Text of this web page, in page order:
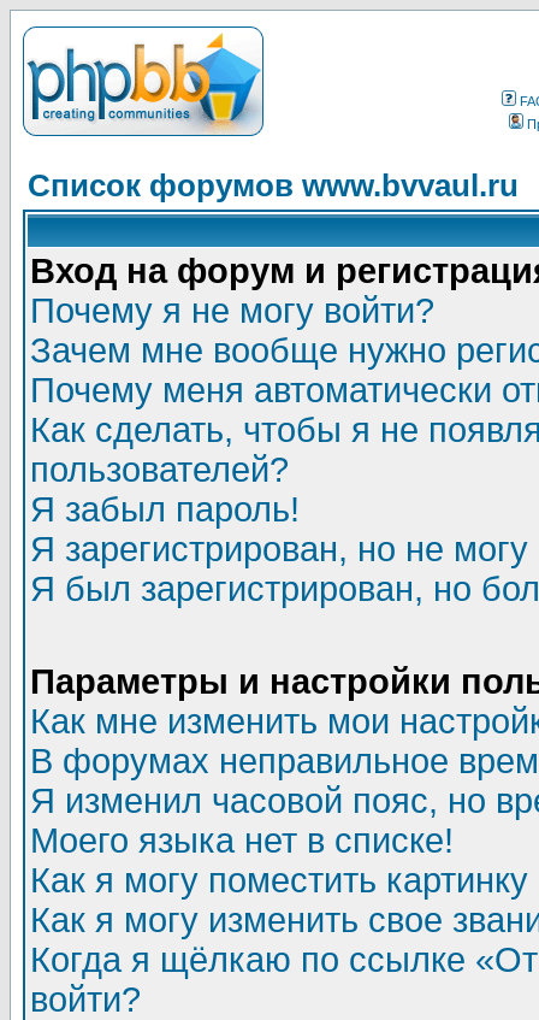
Список форумов www.bvvaul.ru
Вход на форум и
Почему я не могу войти?
Зачем мне вообще нужно
Почему меня автоматически
Как сделать, чтобы я не
пользователей?
Я забыл пароль!
Я зарегистрирован, но не могу
Я был зарегистрирован, но
Параметры и настройки
Как мне изменить мои
В форумах неправильное
Я изменил часовой пояс, но
Моего языка нет в списке!
Как я могу поместить
Как я могу изменить свое
Когда я щёлкаю по ссылке
войти?